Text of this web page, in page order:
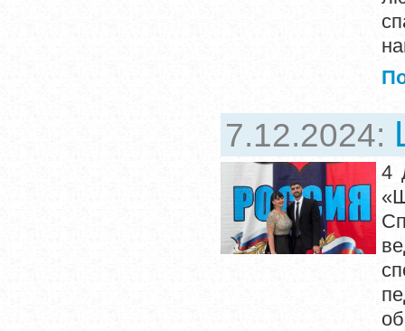
7.12.2024:
4